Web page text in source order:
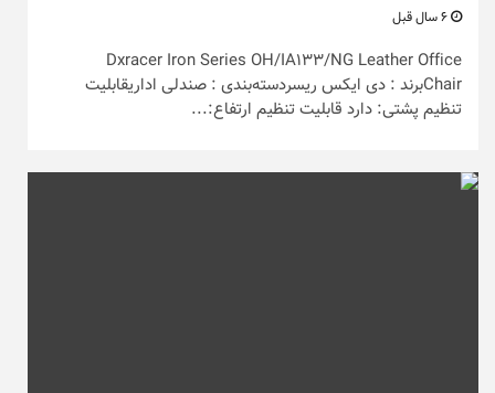
Dxracer Iron Series OH/IA133/NG Leather Office
Chairبرند : دی ایکس ریسردسته‌بندی : صندلی اداریقابلیت
تنظیم پشتی: دارد قابلیت تنظیم ارتفاع:...